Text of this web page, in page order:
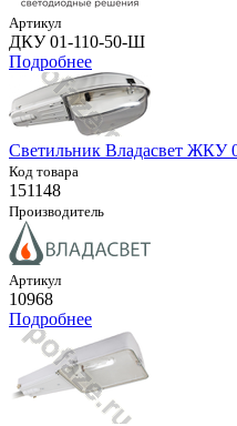
Артикул
ДКУ 01-110-50-Ш
Подробнее
Светильник Владасвет ЖКУ
Код товара
151148
Производитель
Артикул
10968
Подробнее